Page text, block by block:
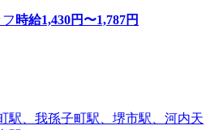
時給1,430円〜1,787円
駅、我孫子町駅、堺市駅、河内天